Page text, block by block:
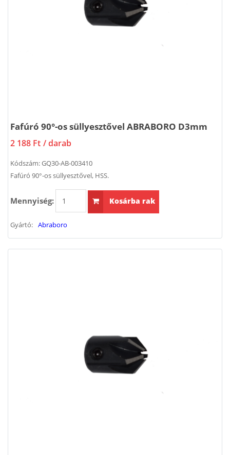
Fafúró 90°-os süllyesztővel ABRABORO D3mm
2 188 Ft / darab
Kódszám:GQ30-AB-003410
Fafúró 90°-os süllyesztővel, HSS.
Mennyiség: Kosárba rak
Gyártó: Abraboro